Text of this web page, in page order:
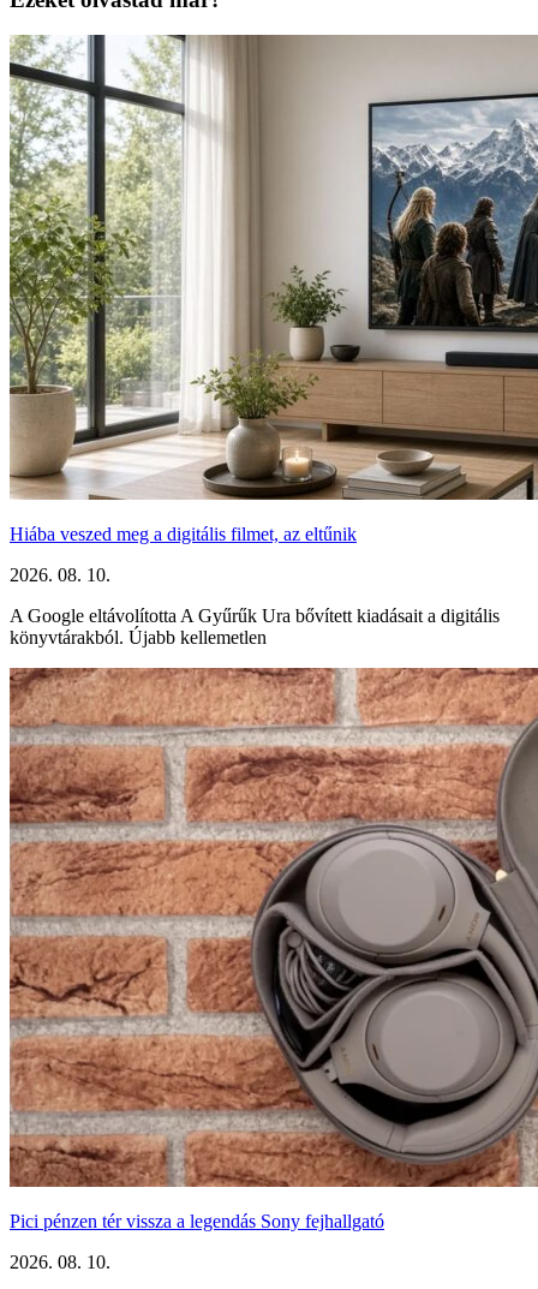
Hiába veszed meg a digitális filmet, az eltűnik
2026. 08. 10.
A Google eltávolította A Gyűrűk Ura bővített kiadásait a digitális
könyvtárakból. Újabb kellemetlen
Pici pénzen tér vissza a legendás Sony fejhallgató
2026. 08. 10.